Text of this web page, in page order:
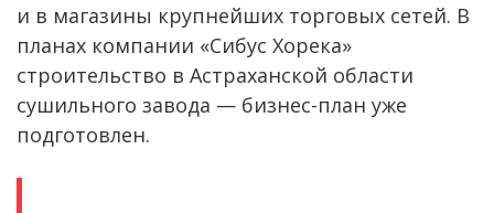
и в магазины крупнейших торговых сетей. В
планах компании «Сибус Хорека»
строительство в Астраханской области
сушильного завода — бизнес-план уже
подготовлен.